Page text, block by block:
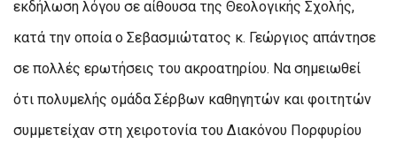
εκδήλωση λόγου σε αίθουσα της Θεολογικής Σχολής,
κατά την οποία ο Σεβασμιώτατος κ. Γεώργιος απάντησε
σε πολλές ερωτήσεις του ακροατηρίου. Να σημειωθεί
ότι πολυμελής ομάδα Σέρβων καθηγητών και φοιτητών
συμμετείχαν στη χειροτονία του Διακόνου Πορφυρίου